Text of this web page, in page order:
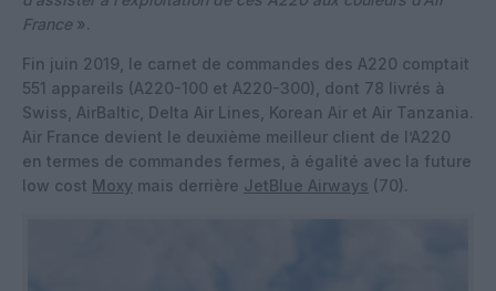
France ».
Fin juin 2019, le carnet de commandes des A220 comptait
551 appareils (A220-100 et A220-300), dont 78 livrés à
Swiss, AirBaltic, Delta Air Lines, Korean Air et Air Tanzania.
Air France devient le deuxième meilleur client de l’A220
en termes de commandes fermes, à égalité avec la future
low cost Moxy mais derrière JetBlue Airways (70).